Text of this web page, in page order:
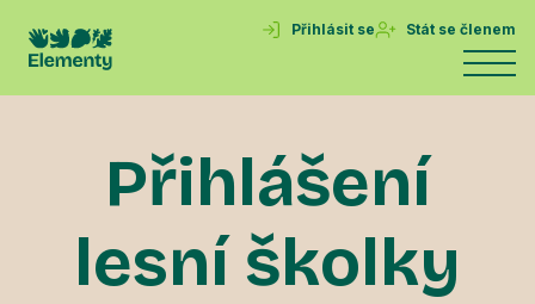
Přihlásit se Stát se členem
Přihlášení
lesní školky